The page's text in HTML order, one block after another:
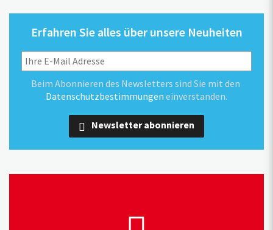
Erfahren Sie alles über unsere Neuheiten
Beim Abonnieren des Newsletters sind Sie mit den
Datenschutzbestimmungen einverstanden.
Newsletter abonnieren